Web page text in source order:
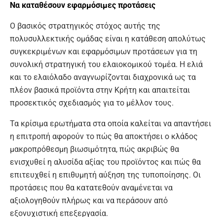
Να καταθέσουν εφαρμόσιμες προτάσεις
Ο βασικός στρατηγικός στόχος αυτής της
πολυσυλλεκτικής ομάδας είναι η κατάθεση απολύτως
συγκεκριμένων και εφαρμόσιμων προτάσεων για τη
συνολική στρατηγική του ελαιοκομικού τομέα. Η ελιά
και το ελαιόλαδο αναγνωρίζονται διαχρονικά ως τα
πλέον βασικά προϊόντα στην Κρήτη και απαιτείται
προσεκτικός σχεδιασμός για το μέλλον τους.
Τα κρίσιμα ερωτήματα στα οποία καλείται να απαντήσει
η επιτροπή αφορούν το πώς θα αποκτήσει ο κλάδος
μακροπρόθεσμη βιωσιμότητα, πώς ακριβώς θα
ενισχυθεί η αλυσίδα αξίας του προϊόντος και πώς θα
επιτευχθεί η επιθυμητή αύξηση της τυποποίησης. Οι
προτάσεις που θα κατατεθούν αναμένεται να
αξιολογηθούν πλήρως και να περάσουν από
εξονυχιστική επεξεργασία.